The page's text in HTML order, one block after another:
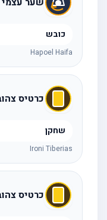
כובש
Hapoel Haifa
כרטיס צהוב
שחקן
Ironi Tiberias
כרטיס צהוב